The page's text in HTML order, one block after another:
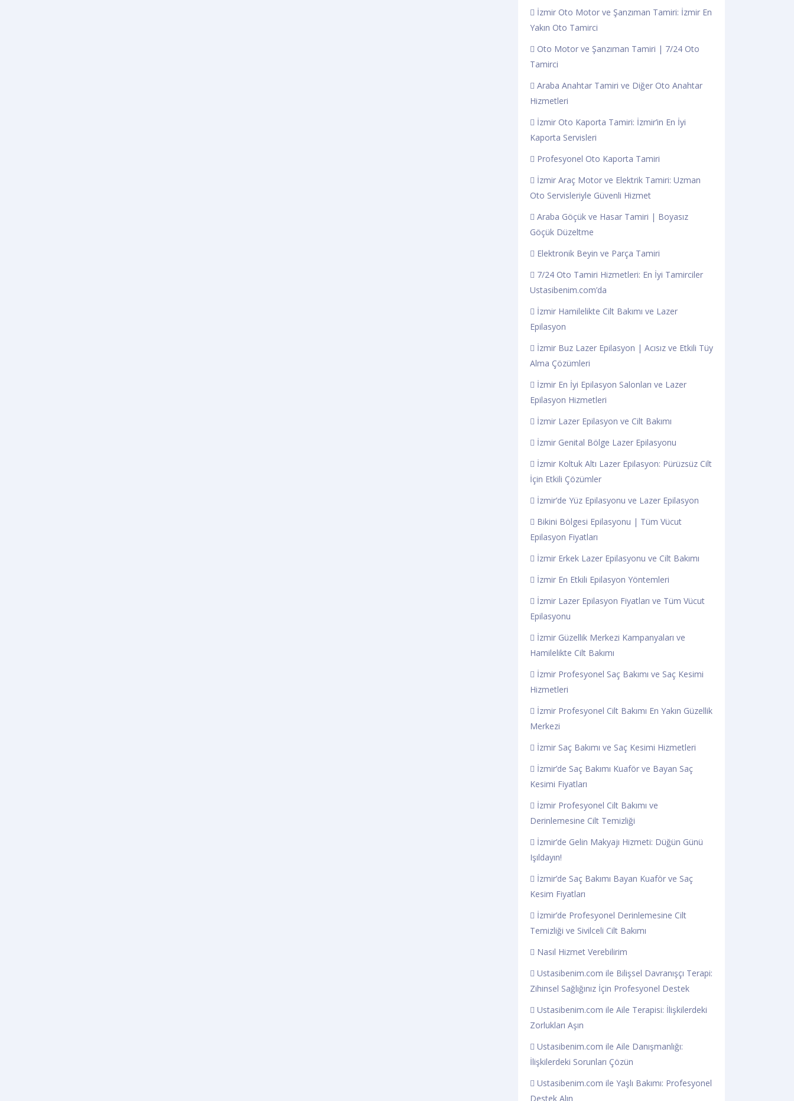
İzmir Oto Motor ve Şanzıman Tamiri: İzmir En
Yakın Oto Tamirci
Oto Motor ve Şanzıman Tamiri | 7/24 Oto
Tamirci
Araba Anahtar Tamiri ve Diğer Oto Anahtar
Hizmetleri
İzmir Oto Kaporta Tamiri: İzmir’in En İyi
Kaporta Servisleri
Profesyonel Oto Kaporta Tamiri
İzmir Araç Motor ve Elektrik Tamiri: Uzman
Oto Servisleriyle Güvenli Hizmet
Araba Göçük ve Hasar Tamiri | Boyasız
Göçük Düzeltme
Elektronik Beyin ve Parça Tamiri
7/24 Oto Tamiri Hizmetleri: En İyi Tamirciler
Ustasibenim.com’da
İzmir Hamilelikte Cilt Bakımı ve Lazer
Epilasyon
İzmir Buz Lazer Epilasyon | Acısız ve Etkili Tüy
Alma Çözümleri
İzmir En İyi Epilasyon Salonları ve Lazer
Epilasyon Hizmetleri
İzmir Lazer Epilasyon ve Cilt Bakımı
İzmir Genital Bölge Lazer Epilasyonu
İzmir Koltuk Altı Lazer Epilasyon: Pürüzsüz Cilt
İçin Etkili Çözümler
İzmir’de Yüz Epilasyonu ve Lazer Epilasyon
Bikini Bölgesi Epilasyonu | Tüm Vücut
Epilasyon Fiyatları
İzmir Erkek Lazer Epilasyonu ve Cilt Bakımı
İzmir En Etkili Epilasyon Yöntemleri
İzmir Lazer Epilasyon Fiyatları ve Tüm Vücut
Epilasyonu
İzmir Güzellik Merkezi Kampanyaları ve
Hamilelikte Cilt Bakımı
İzmir Profesyonel Saç Bakımı ve Saç Kesimi
Hizmetleri
İzmir Profesyonel Cilt Bakımı En Yakın Güzellik
Merkezi
İzmir Saç Bakımı ve Saç Kesimi Hizmetleri
İzmir’de Saç Bakımı Kuaför ve Bayan Saç
Kesimi Fiyatları
İzmir Profesyonel Cilt Bakımı ve
Derinlemesine Cilt Temizliği
İzmir’de Gelin Makyajı Hizmeti: Düğün Günü
Işıldayın!
İzmir’de Saç Bakımı Bayan Kuaför ve Saç
Kesim Fiyatları
İzmir’de Profesyonel Derinlemesine Cilt
Temizliği ve Sivilceli Cilt Bakımı
Nasıl Hizmet Verebilirim
Ustasibenim.com ile Bilişsel Davranışçı Terapi:
Zihinsel Sağlığınız İçin Profesyonel Destek
Ustasibenim.com ile Aile Terapisi: İlişkilerdeki
Zorlukları Aşın
Ustasibenim.com ile Aile Danışmanlığı:
İlişkilerdeki Sorunları Çözün
Ustasibenim.com ile Yaşlı Bakımı: Profesyonel
Destek Alın